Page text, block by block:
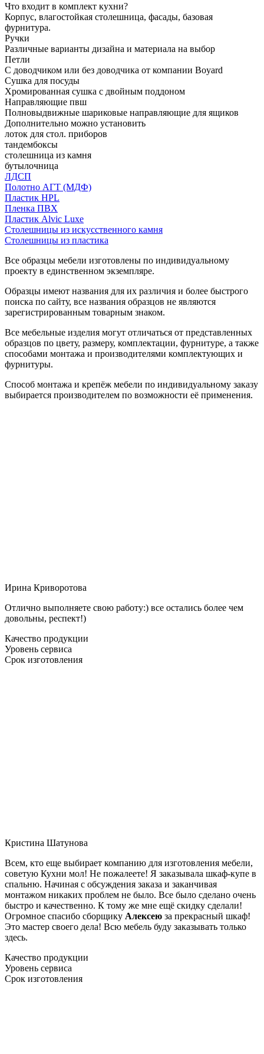
Что входит в комплект кухни?
Корпус, влагостойкая столешница, фасады, базовая
фурнитура.
Ручки
Различные варианты дизайна и материала на выбор
Петли
С доводчиком или без доводчика от компании Boyard
Сушка для посуды
Хромированная сушка с двойным поддоном
Направляющие пвш
Полновыдвижные шариковые направляющие для ящиков
Дополнительно можно установить
лоток для стол. приборов
тандембоксы
столешница из камня
бутылочница
ЛДСП
Полотно АГТ (МДФ)
Пластик HPL
Пленка ПВХ
Пластик Alvic Luxe
Столешницы из искусственного камня
Столешницы из пластика
Все образцы мебели изготовлены по индивидуальному
проекту в единственном экземпляре.
Образцы имеют названия для их различия и более быстрого
поиска по сайту, все названия образцов не являются
зарегистрированным товарным знаком.
Все мебельные изделия могут отличаться от представленных
образцов по цвету, размеру, комплектации, фурнитуре, а также
способами монтажа и производителями комплектующих и
фурнитуры.
Способ монтажа и крепёж мебели по индивидуальному заказу
выбирается производителем по возможности её применения.
Ирина Криворотова
Отлично выполняете свою работу:) все остались более чем
довольны, респект!)
Качество продукции
Уровень сервиса
Срок изготовления
Кристина Шатунова
Всем, кто еще выбирает компанию для изготовления мебели,
советую Кухни мол! Не пожалеете! Я заказывала шкаф-купе в
спальню. Начиная с обсуждения заказа и заканчивая
монтажом никаких проблем не было. Все было сделано очень
быстро и качественно. К тому же мне ещё скидку сделали!
Огромное спасибо сборщику Алексею за прекрасный шкаф!
Это мастер своего дела! Всю мебель буду заказывать только
здесь.
Качество продукции
Уровень сервиса
Срок изготовления